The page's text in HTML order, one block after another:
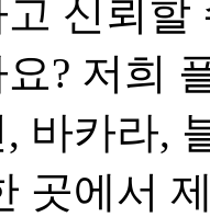
고 신뢰할
? 저희
바카라,
곳에서